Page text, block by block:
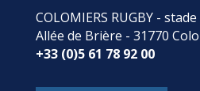
COLOMIERS RUGBY -
Allée de Brière - 31770
+33 (0)5 61 78 92 00